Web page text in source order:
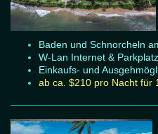
Baden und Schnorcheln
W-Lan Internet &
Einkaufs- und
ab ca. $210 pro Nacht für